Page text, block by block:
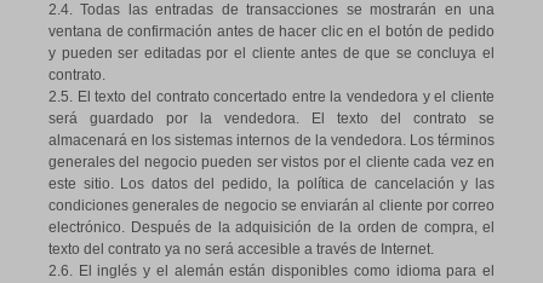
2.4. Todas las entradas de transacciones se mostrarán en una
ventana de confirmación antes de hacer clic en el botón de pedido
y pueden ser editadas por el cliente antes de que se concluya el
contrato.
2.5. El texto del contrato concertado entre la vendedora y el cliente
será guardado por la vendedora. El texto del contrato se
almacenará en los sistemas internos de la vendedora. Los términos
generales del negocio pueden ser vistos por el cliente cada vez en
este sitio. Los datos del pedido, la política de cancelación y las
condiciones generales de negocio se enviarán al cliente por correo
electrónico. Después de la adquisición de la orden de compra, el
texto del contrato ya no será accesible a través de Internet.
2.6. El inglés y el alemán están disponibles como idioma para el